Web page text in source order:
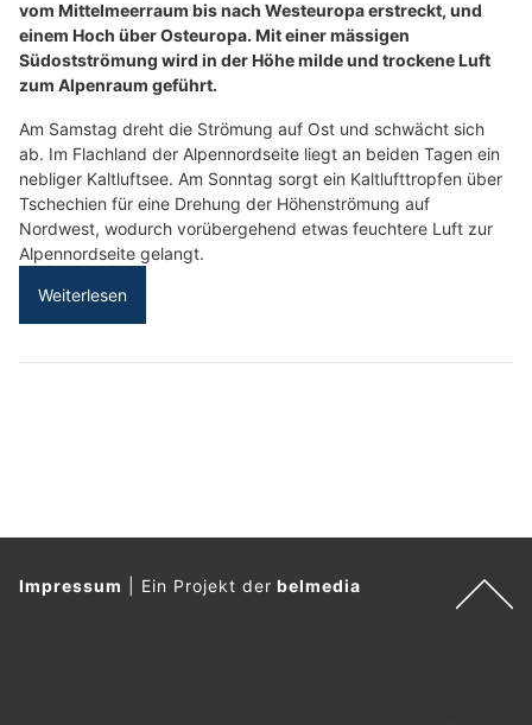
vom Mittelmeerraum bis nach Westeuropa erstreckt, und
einem Hoch über Osteuropa. Mit einer mässigen
Südostströmung wird in der Höhe milde und trockene Luft
zum Alpenraum geführt.
Am Samstag dreht die Strömung auf Ost und schwächt sich
ab. Im Flachland der Alpennordseite liegt an beiden Tagen ein
nebliger Kaltluftsee. Am Sonntag sorgt ein Kaltlufttropfen über
Tschechien für eine Drehung der Höhenströmung auf
Nordwest, wodurch vorübergehend etwas feuchtere Luft zur
Alpennordseite gelangt.
Weiterlesen
Impressum Ein Projekt derbelmedia